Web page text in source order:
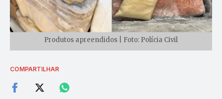
Produtos apreendidos | Foto: Polícia Civil
COMPARTILHAR